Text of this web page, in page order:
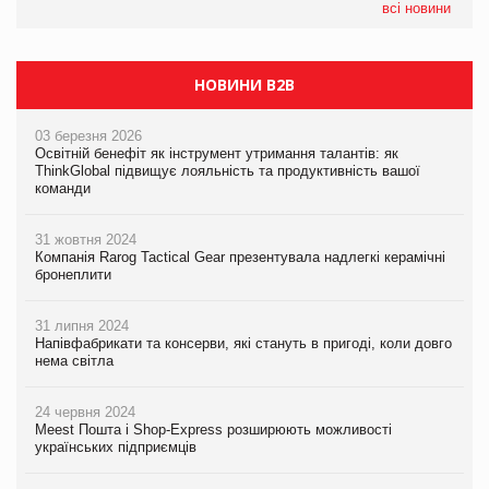
всі новини
НОВИНИ B2B
03 березня 2026
Освітній бенефіт як інструмент утримання талантів: як
ThinkGlobal підвищує лояльність та продуктивність вашої
команди
31 жовтня 2024
Компанія Rarog Tactical Gear презентувала надлегкі керамічні
бронеплити
31 липня 2024
Напівфабрикати та консерви, які стануть в пригоді, коли довго
нема світла
24 червня 2024
Meest Пошта і Shop-Express розширюють можливості
українських підприємців